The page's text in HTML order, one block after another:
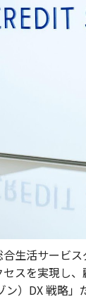
生活サービ
スを実現し
）DX 戦略」